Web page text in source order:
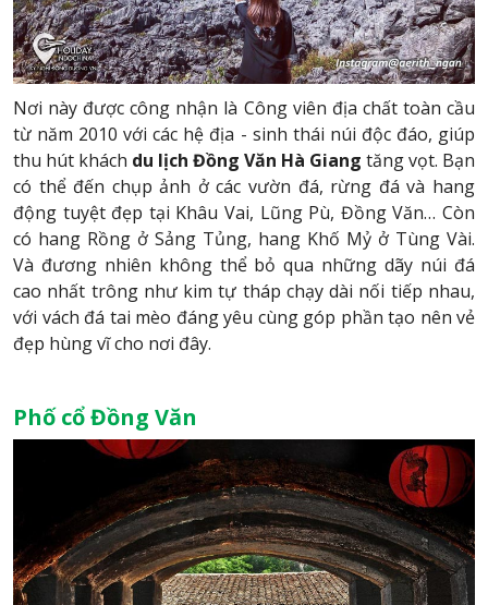
Nơi này được công nhận là Công viên địa chất toàn cầu
từ năm 2010 với các hệ địa - sinh thái núi độc đáo, giúp
thu hút khách du lịch Đồng Văn Hà Giang tăng vọt. Bạn
có thể đến chụp ảnh ở các vườn đá, rừng đá và hang
động tuyệt đẹp tại Khâu Vai, Lũng Pù, Đồng Văn… Còn
có hang Rồng ở Sảng Tủng, hang Khố Mỷ ở Tùng Vài.
Và đương nhiên không thể bỏ qua những dãy núi đá
cao nhất trông như kim tự tháp chạy dài nối tiếp nhau,
với vách đá tai mèo đáng yêu cùng góp phần tạo nên vẻ
đẹp hùng vĩ cho nơi đây.
Phố cổ Đồng Văn